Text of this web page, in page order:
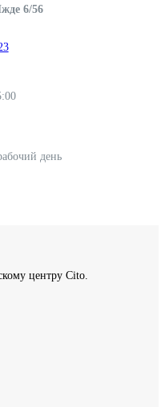
6/56
день
центру Cito.